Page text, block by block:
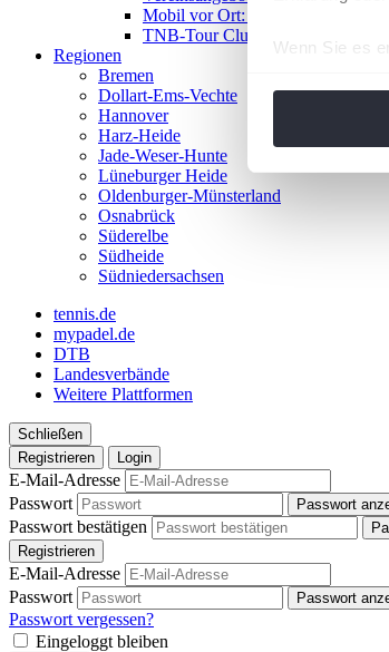
Wenn Sie es
Mobil vor Ort: Das TNB-Mobil
TNB-Tour Clubs
Regionen
Bremen
Dollart-Ems-Vechte
Hannover
Harz-Heide
Jade-Weser-Hunte
Lüneburger Heide
Oldenburger-Münsterland
Osnabrück
Süderelbe
Südheide
Südniedersachsen
tennis.de
mypadel.de
DTB
Landesverbände
Weitere Plattformen
Schließen
Registrieren
Login
E-Mail-Adresse
Passwort
Passwort
Passwort bestätigen
Registrieren
E-Mail-Adresse
Passwort
Passwort
Passwort vergessen?
Eingeloggt bleiben